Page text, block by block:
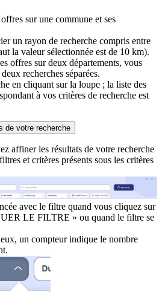
sur une commune et ses
un rayon de recherche compris entre
la valeur sélectionnée est de 10 km).
offres sur deux départements, vous
recherches séparées.
en cliquant sur la loupe ; la liste des
à vos critères de recherche est
de votre recherche
affiner les résultats de votre recherche
et critères présents sous les critères
avec le filtre quand vous cliquez sur
LE FILTRE » ou quand le filtre se
un compteur indique le nombre